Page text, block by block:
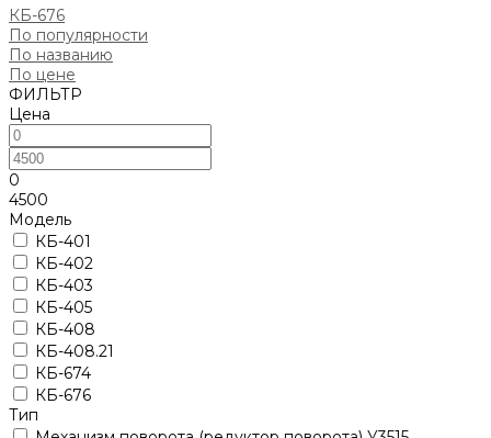
КБ-676
По популярности
По названию
По цене
ФИЛЬТР
Цена
0
4500
Модель
КБ-401
КБ-402
КБ-403
КБ-405
КБ-408
КБ-408.21
КБ-674
КБ-676
Тип